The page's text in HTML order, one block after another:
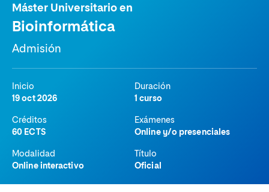
Máster Universitario en
Bioinformática
Admisión
Inicio
19 oct 2026
Duración
1 curso
Créditos
60 ECTS
Exámenes
Online y/o presenciales
Modalidad
Online interactivo
Título
Oficial